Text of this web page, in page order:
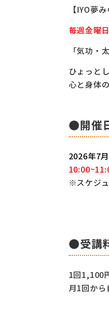
【IYO夢
毎週金曜
「気功・
ひょっと
心と身体
●開催
2026年7
※スケジ
●受講
1回1,100
月1回から